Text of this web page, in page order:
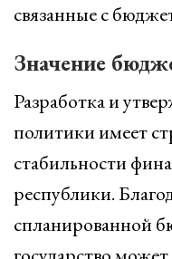
связанные с
Значение
Разработка и
политики имеет
стабильности
республики.
спланированной